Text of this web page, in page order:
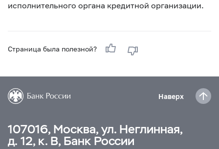
исполнительного органа кредитной организации.
Страница была полезной?
Наверх
107016, Москва, ул. Неглинная,
д. 12, к. В, Банк России